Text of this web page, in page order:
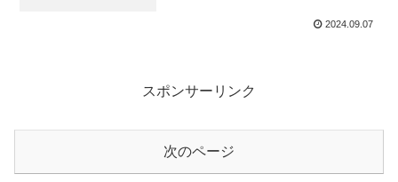
2024.09.07
スポンサーリンク
次のページ